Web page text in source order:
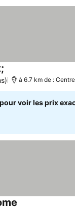
Consulter les prix
à 6.7 km de :
voir les prix